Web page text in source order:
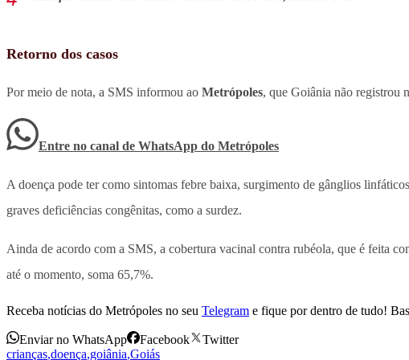
Retorno dos casos
Por meio de nota, a SMS informou ao Metrópoles, que Goiânia não registrou
Entre no canal de WhatsApp do Metrópoles
A doença pode ter como sintomas febre baixa, surgimento de gânglios
graves deficiências congênitas, como a surdez.
Ainda de acordo com a SMS, a cobertura vacinal contra rubéola, que é feita
até o momento, soma 65,7%.
Receba notícias do Metrópoles no seu Telegram e fique por dentro de tudo!
Enviar no WhatsApp Facebook
Twitter
crianças,doença,goiânia,Goiás